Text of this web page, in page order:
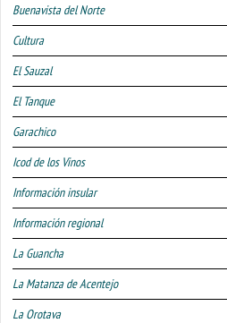
Buenavista del Norte
Cultura
El Sauzal
El Tanque
Garachico
Icod de los Vinos
Información insular
Información regional
La Guancha
La Matanza de Acentejo
La Orotava